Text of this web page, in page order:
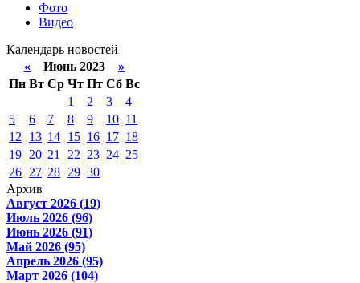
Фото
Видео
Календарь новостей
« Июнь 2023 »
Пн Вт Ср Чт Пт Сб Вс
1
2 3
4
5
6 7 8 9 10 11
12
13 14 15 16 17 18
19 20 21 22 23 24 25
26 27 28 29 30
Архив
Август 2026 (19)
Июль 2026 (96)
Июнь 2026 (91)
Май 2026 (95)
Апрель 2026 (95)
Март 2026 (104)